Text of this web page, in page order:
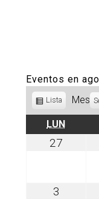
Eventos en
Ver
Lista Mes
LUNLUNES
27
3